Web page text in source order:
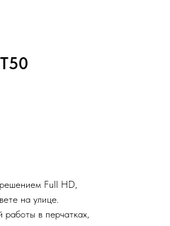
Full HD,
на улице.
в перчатках,